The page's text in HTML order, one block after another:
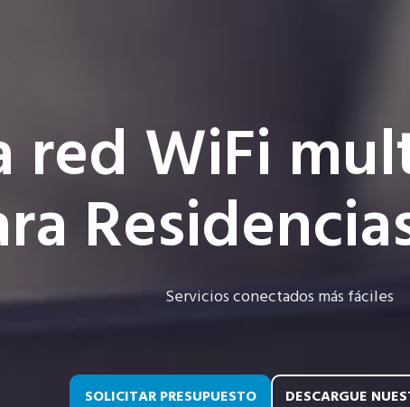
red WiFi
Servicios conectados más fáciles
SOLICITAR PRESUPUESTO DESCARGUE